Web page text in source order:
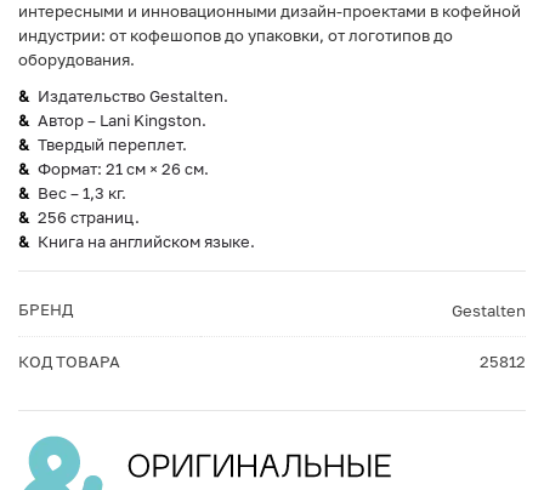
интересными и инновационными дизайн-проектами в кофейной
индустрии: от кофешопов до упаковки, от логотипов до
оборудования.
Издательство Gestalten.
Автор – Lani Kingston.
Твердый переплет.
Формат: 21 см × 26 см.
Вес – 1,3 кг.
256 страниц.
Книга на английском языке.
БРЕНД Gestalten
КОД ТОВАРА 25812